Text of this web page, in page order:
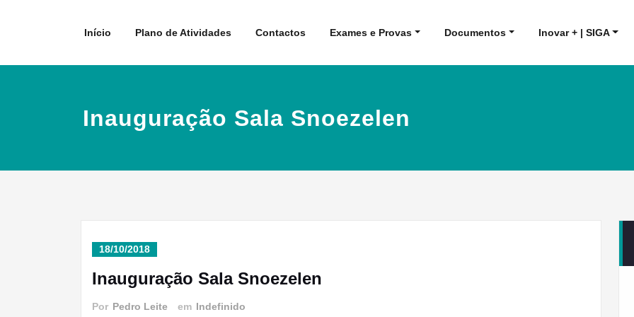
Início Plano de Atividades Contactos Exames e Provas Documentos Inovar + | SIGA
Inauguração Sala Snoezelen
18/10/2018
Inauguração Sala Snoezelen
Por Pedro Leite em Indefinido